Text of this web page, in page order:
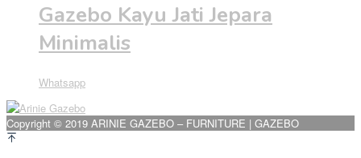
Gazebo Kayu Jati Jepara
Minimalis
Whatsapp
Copyright © 2019 ARINIE GAZEBO – FURNITURE | GAZEBO